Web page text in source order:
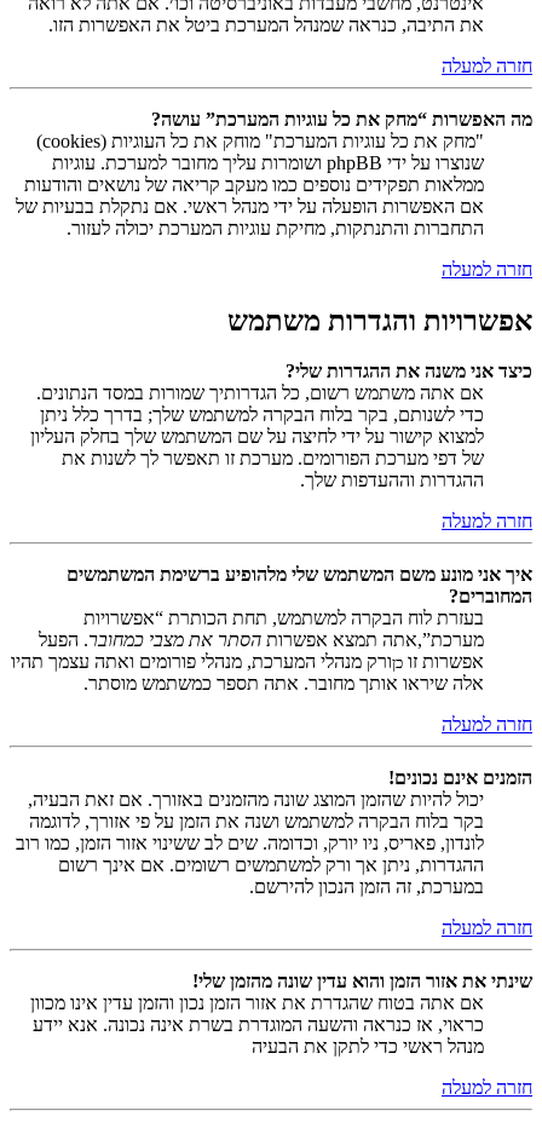
את התיבה, כנראה שמנהל המערכת ביטל את האפשרות הזו.
חזרה למעלה
מה האפשרות “מחק את כל עוגיות המערכת” עושה?
"מחק את כל עוגיות המערכת" מוחק את כל העוגיות (cookies)
שנוצרו על ידי phpBB ושומרות עליך מחובר למערכת. עוגיות
ממלאות תפקידים נוספים כמו מעקב קריאה של נושאים והודעות
אם האפשרות הופעלה על ידי מנהל ראשי. אם נתקלת בבעיות של
התחברות והתנתקות, מחיקת עוגיות המערכת יכולה לעזור.
חזרה למעלה
אפשרויות והגדרות משתמש
כיצד אני משנה את ההגדרות שלי?
אם אתה משתמש רשום, כל הגדרותיך שמורות במסד הנתונים.
כדי לשנותם, בקר בלוח הבקרה למשתמש שלך; בדרך כלל ניתן
למצוא קישור על ידי לחיצה על שם המשתמש שלך בחלק העליון
של דפי מערכת הפורומים. מערכת זו תאפשר לך לשנות את
ההגדרות וההעדפות שלך.
חזרה למעלה
איך אני מונע משם המשתמש שלי מלהופיע ברשימת המשתמשים
המחוברים?
בעזרת לוח הבקרה למשתמש, תחת הכותרת “אפשרויות
מערכת”,אתה תמצא אפשרות הסתר את מצבי כמחובר. הפעל
אפשרות זו כןורק מנהלי המערכת, מנהלי פורומים ואתה עצמך תהיו
אלה שיראו אותך מחובר. אתה תספר כמשתמש מוסתר.
חזרה למעלה
הזמנים אינם נכונים!
יכול להיות שהזמן המוצג שונה מהזמנים באזורך. אם זאת הבעיה,
בקר בלוח הבקרה למשתמש ושנה את הזמן על פי אזורך, לדוגמה
לונדון, פאריס, ניו יורק, וכדומה. שים לב ששינוי אזור הזמן, כמו רוב
ההגדרות, ניתן אך ורק למשתמשים רשומים. אם אינך רשום
במערכת, זה הזמן הנכון להירשם.
חזרה למעלה
שינתי את אזור הזמן והוא עדין שונה מהזמן שלי!
אם אתה בטוח שהגדרת את אזור הזמן נכון והזמן עדין אינו מכוון
כראוי, אז כנראה והשעה המוגדרת בשרת אינה נכונה. אנא יידע
מנהל ראשי כדי לתקן את הבעיה
חזרה למעלה